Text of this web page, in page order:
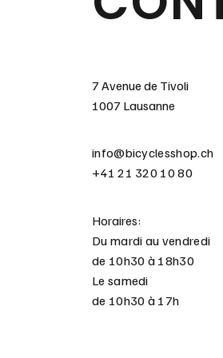
7 Avenue de Tivoli
1007 Lausanne
info@bicyclesshop.ch
+41 21 320 10 80
Horaires:
Du mardi au vendredi
de 10h30 à 18h30
Le samedi
de 10h30 à 17h